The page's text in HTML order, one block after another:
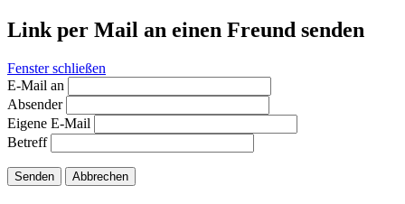
Link per Mail an einen Freund senden
Fenster schließen
E-Mail an
Absender
Eigene E-Mail
Betreff
Senden Abbrechen